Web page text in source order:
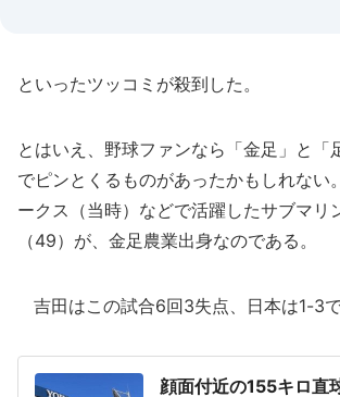
といったツッコミが殺到した。
とはいえ、野球ファンなら「金足」と「
でピンとくるものがあったかもしれない
ークス（当時）などで活躍したサブマリ
（49）が、金足農業出身なのである。
吉田はこの試合6回3失点、日本は1-3で
顔面付近の155キロ直